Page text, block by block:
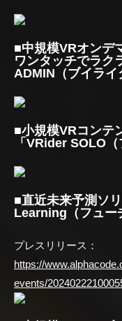
■中規模VRオンデ
ワンタッチでラク
ADMIN（ブイライ
■小規模VRコンテ
「VRider SOLO
■直近未来予測ソ
Learning（フュー
プレスリリース：
https://
events/